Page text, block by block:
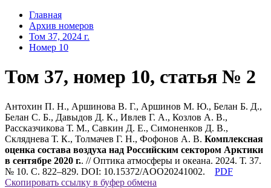
Главная
Архив номеров
Том 37, 2024 г.
Номер 10
Том 37, номер 10, статья № 2
Антохин П. Н., Аршинова В. Г., Аршинов М. Ю., Белан Б. Д.,
Белан С. Б., Давыдов Д. К., Ивлев Г. А., Козлов А. В.,
Рассказчикова Т. М., Савкин Д. Е., Симоненков Д. В.,
Скляднева Т. К., Толмачев Г. Н., Фофонов А. В. Комплексная
оценка состава воздуха над Российским сектором Арктики
в сентябре 2020 г.. // Оптика атмосферы и океана. 2024. Т. 37.
№ 10. С. 822–829. DOI: 10.15372/AOO20241002.
PDF
Скопировать ссылку в буфер обмена